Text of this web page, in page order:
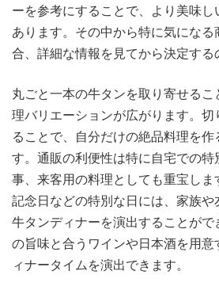
ーを参考にすることで、より美味
あります。その中から特に気にな
合、詳細な情報を見てから決定する
丸ごと一本の牛タンを取り寄せる
理バリエーションが広がります。
ることで、自分だけの絶品料理を
す。通販の利便性は特に自宅での
事、来客用の料理としても重宝し
記念日などの特別な日には、家族
牛タンディナーを演出することが
の旨味と合うワインや日本酒を用
ィナータイムを演出できます。